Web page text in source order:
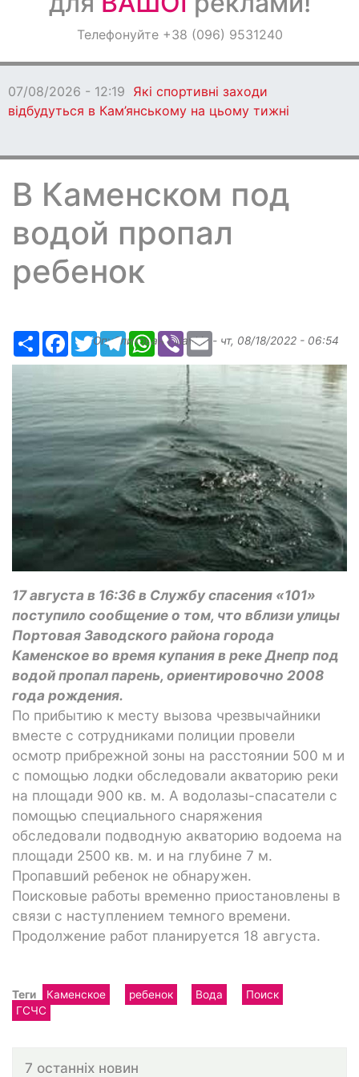
ОголошенняТелефонуйте +38 (096) 9531240
07/08/2026 - 12:19 Які спортивні заходи
відбудуться в Кам’янському на цьому тижні
В Каменском под
водой пропал
ребенок
РесурсFacebook
TwitterTelegramWhatsApp
ViberEmail
Опубликованоslavkin - чт, 08/18/2022 - 06:54
17 августа в 16:36 в Службу спасения «101»
поступило сообщение о том, что вблизи улицы
Портовая Заводского района города
Каменское во время купания в реке Днепр под
водой пропал парень, ориентировочно 2008
года рождения.
По прибытию к месту вызова чрезвычайники
вместе с сотрудниками полиции провели
осмотр прибрежной зоны на расстоянии 500 м и
с помощью лодки обследовали акваторию реки
на площади 900 кв. м. А водолазы-спасатели с
помощью специального снаряжения
обследовали подводную акваторию водоема на
площади 2500 кв. м. и на глубине 7 м.
Пропавший ребенок не обнаружен.
Поисковые работы временно приостановлены в
связи с наступлением темного времени.
Продолжение работ планируется 18 августа.
Теги Каменское ребенок Вода
Поиск
ГСЧС
7 останніх новин